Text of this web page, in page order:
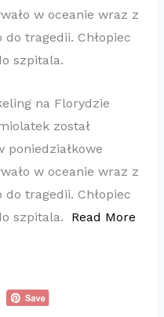
w oceanie wraz z
do tragedii. Chłopiec
szpitala.
na Florydzie
został
poniedziałkowe
w oceanie wraz z
do tragedii. Chłopiec
szpitala. Read More